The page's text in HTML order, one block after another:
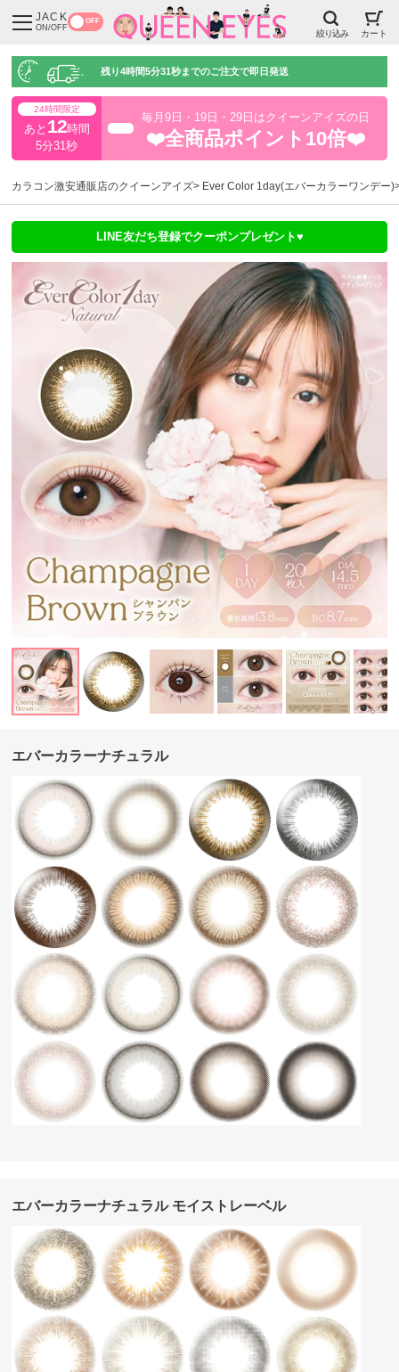
JACK
ON/OFF
OFF
絞り込み カート
残り4時間5分30秒までのご注文で即日発送
24時間限定
あと 12時間
5分30秒
毎月9日・19日・29日はクイーンアイズの日
❤️全商品ポイント10倍❤️
カラコン激安通販店のクイーンアイズ Ever Color 1day(エバーカラーワンデー)
LINE友だち登録でクーポンプレゼント♥
エバーカラーナチュラル
エバーカラーナチュラル モイストレーベル